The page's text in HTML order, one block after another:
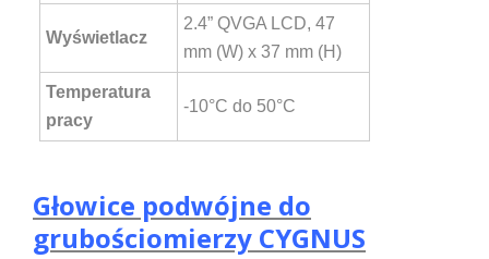
Wyświetlacz
2.4” QVGA LCD, 47
mm (W) x 37 mm (H)
Temperatura
pracy
-10°C do 50°C
Głowice podwójne do
grubościomierzy CYGNUS